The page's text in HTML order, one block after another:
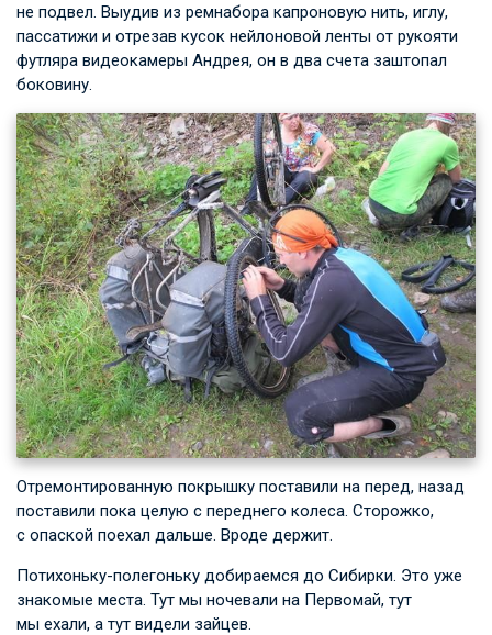
не подвел. Выудив из ремнабора капроновую нить, иглу,
пассатижи и отрезав кусок нейлоновой ленты от рукояти
футляра видеокамеры Андрея, он в два счета заштопал
боковину.
Отремонтированную покрышку поставили на перед, назад
поставили пока целую с переднего колеса. Сторожко,
с опаской поехал дальше. Вроде держит.
Потихоньку-полегоньку добираемся до Сибирки. Это уже
знакомые места. Тут мы ночевали на Первомай, тут
мы ехали, а тут видели зайцев.